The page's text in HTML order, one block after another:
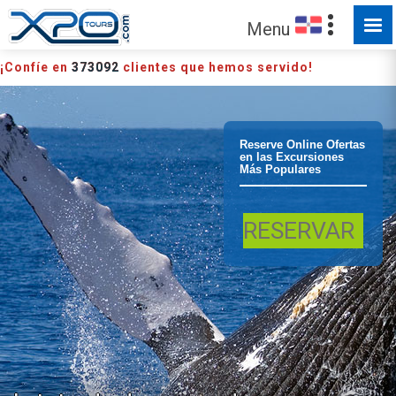
Boca Chica
Ballenas
samana Desde
Boca Chica
Menu
¡Confíe en 373092 clientes que hemos servido!
Reserve Online Ofertas
en las Excursiones
Más Populares
RESERVAR